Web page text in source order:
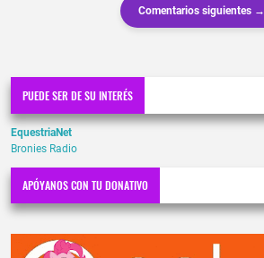
Comentarios siguientes →
PUEDE SER DE SU INTERÉS
EquestriaNet
Bronies Radio
APÓYANOS CON TU DONATIVO